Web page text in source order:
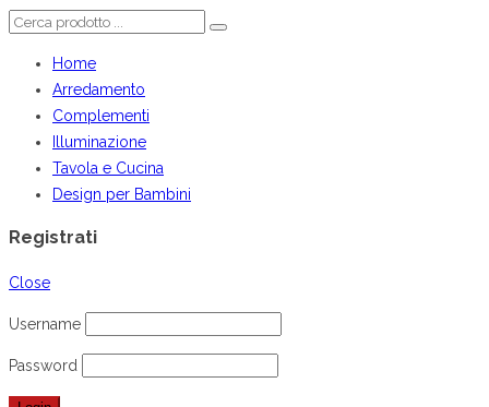
Home
Arredamento
Complementi
Illuminazione
Tavola e Cucina
Design per Bambini
Registrati
Close
Username
Password